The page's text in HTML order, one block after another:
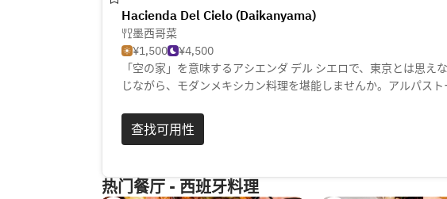
Hacienda Del Cielo (Daikanyama)
墨西哥菜
¥1,500
¥4,500
「空の家」を意味するアシエンダ デル シエロで、東京とは思え
じながら、モダンメキシカン料理を堪能しませんか。アルパスト
意。ククルカンをモチーフにしたオブジェが、幻想的な雰囲気を
查找可用性
热门餐厅 - 西班牙料理